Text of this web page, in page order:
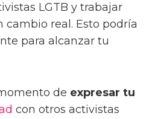
LGTB y trabajar
cambio real. Esto podría
para alcanzar tu
de expresar tu
con otros activistas